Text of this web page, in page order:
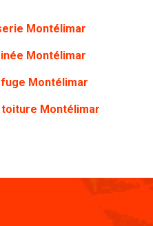
Montélimar
Montélimar
Montélimar
Montélimar